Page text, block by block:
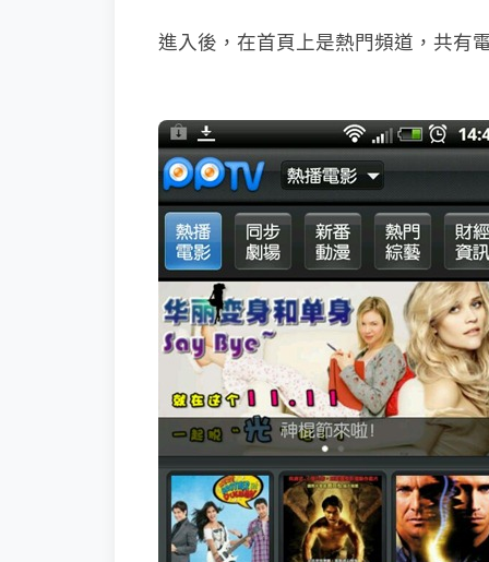
進入後，在首頁上是熱門頻道，共有